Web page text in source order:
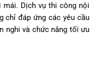
Dịch vụ thi công nội
chỉ đáp ứng các yêu cầu
nghi và chức năng tối ưu